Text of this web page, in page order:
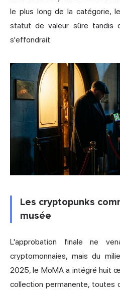
le plus long de la catégorie,
statut de valeur sûre tandis
s'effondrait.
Les cryptopunks
musée
L'approbation finale ne
cryptomonnaies, mais du
2025, le MoMAa intégré huit
collection permanente,